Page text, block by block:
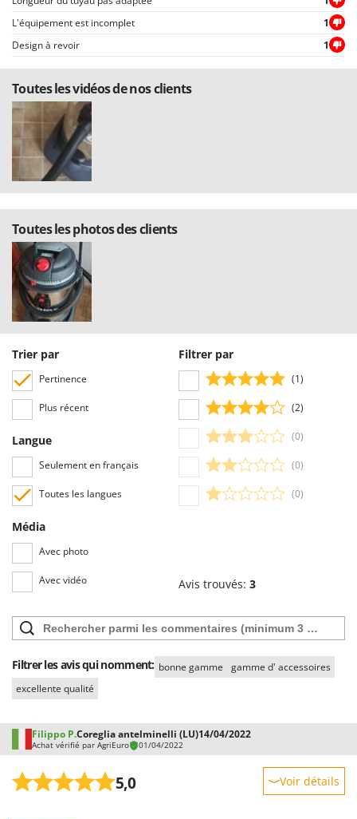
Stiga
Stocker
Sunseeker
T
Tecla
TecnoGen
Tellarini Pompe
Telwin
Tineco
Titania
Tornado
Tre Spade
Trev - Abrek - TecnoVIR
U
Udor
Unger
V
Volpi
W
Waldner
WIDU
Wolf Garten
Wortex
Worx
Y Yard Force
L'équipement est incomplet
1
Design à revoir
1
Toutes les vidéos de nos clients
Toutes les photos des clients
Trier par
Pertinence
Plus récent
Langue
Seulement en français
Toutes les langues
Média
Avec photo
Avec vidéo
Filtrer par
(1)
(2)
(0)
(0)
(0)
Avis trouvés: 3
Filtrer les avis qui nomment: bonne gamme
gamme d' accessoires
excellente qualité
Filippo P.Coreglia antelminelli (LU)14/04/2022
Achat vérifié par AgriEuro 01/04/2022
5,0 Voir détails